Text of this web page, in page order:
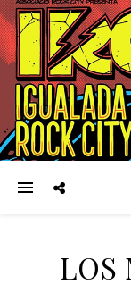
LOS